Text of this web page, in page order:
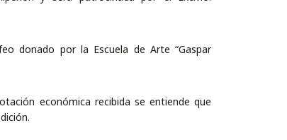
donado por la Escuela de Arte “Gaspar
económica recibida se entiende que